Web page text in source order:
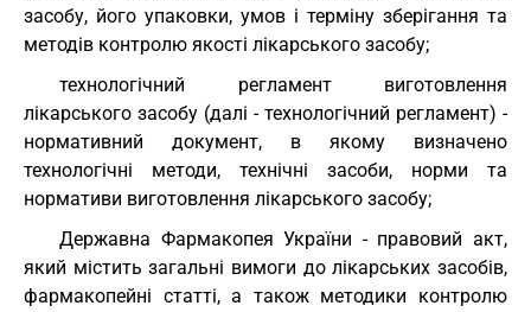
засобу, його упаковки, умов і терміну зберігання та
методів контролю якості лікарського засобу;
технологічний регламент виготовлення
лікарського засобу (далі - технологічний регламент) -
нормативний документ, в якому визначено
технологічні методи, технічні засоби, норми та
нормативи виготовлення лікарського засобу;
Державна Фармакопея України - правовий акт,
який містить загальні вимоги до лікарських засобів,
фармакопейні статті, а також методики контролю